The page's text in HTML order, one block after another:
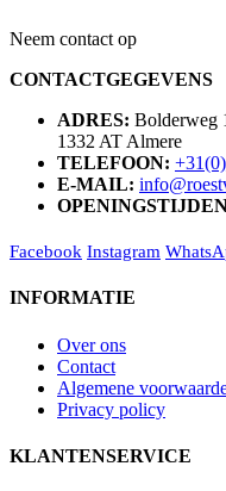
Neem contact op
CONTACTGEGEVENS
ADRES: Bolderweg
1332 AT Almere
TELEFOON:
E-MAIL:
Facebook Instagram
INFORMATIE
Over ons
Contact
Algemene
Privacy policy
KLANTENSERVICE